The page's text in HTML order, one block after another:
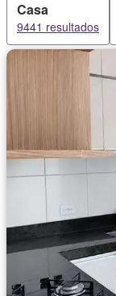
Casa
9441 resultados